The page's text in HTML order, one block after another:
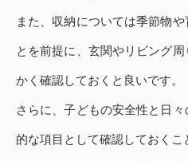
また、収納については季節物
とを前提に、玄関やリビング
かく確認しておくと良いです。
さらに、子どもの安全性と日
的な項目として確認しておくこ